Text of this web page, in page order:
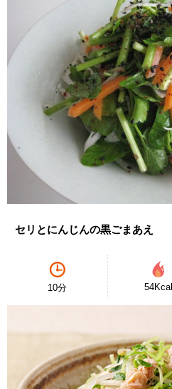
セリとにんじんの黒ごまあえ
10分 54Kcal